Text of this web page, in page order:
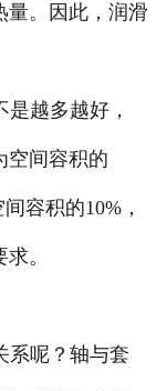
量。因此，润滑
越多越好，
空间容积的
容积的10%，
。
系呢？轴与套